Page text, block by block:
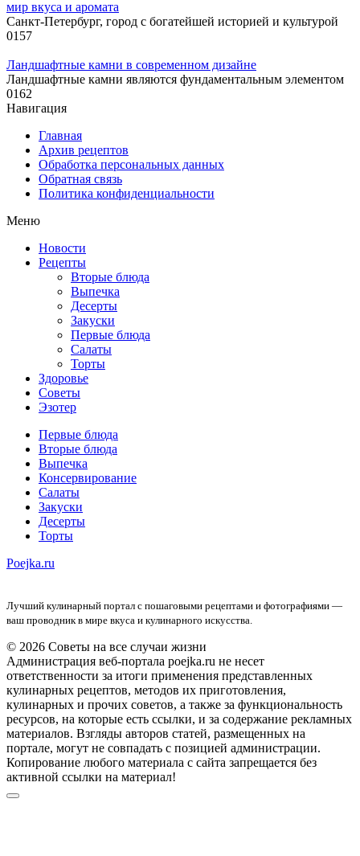
мир вкуса и аромата
Санкт-Петербург, город с богатейшей историей и культурой
0157
Ландшафтные камни в современном дизайне
Ландшафтные камни являются фундаментальным элементом
0162
Навигация
Главная
Архив рецептов
Обработка персональных данных
Обратная связь
Политика конфиденциальности
Меню
Новости
Рецепты
Вторые блюда
Выпечка
Десерты
Закуски
Первые блюда
Салаты
Торты
Здоровье
Советы
Эзотер
Первые блюда
Вторые блюда
Выпечка
Консервирование
Салаты
Закуски
Десерты
Торты
Poejka.ru
Лучший кулинарный портал с пошаговыми рецептами и фотографиями —
ваш проводник в мире вкуса и кулинарного искусства.
© 2026 Советы на все случаи жизни
Администрация веб-портала poejka.ru не несет
ответственности за итоги применения представленных
кулинарных рецептов, методов их приготовления,
кулинарных и прочих советов, а также за функциональность
ресурсов, на которые есть ссылки, и за содержание рекламных
материалов. Взгляды авторов статей, размещенных на
портале, могут не совпадать с позицией администрации.
Копирование любого материала с сайта запрещается без
активной ссылки на материал!